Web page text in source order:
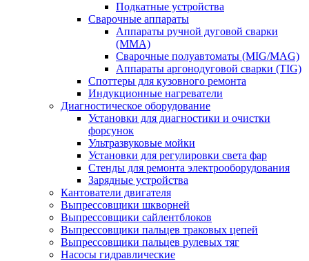
Подкатные устройства
Сварочные аппараты
Аппараты ручной дуговой сварки
(MMA)
Сварочные полуавтоматы (MIG/MAG)
Аппараты аргонодуговой сварки (TIG)
Споттеры для кузовного ремонта
Индукционные нагреватели
Диагностическое оборудование
Установки для диагностики и очистки
форсунок
Ультразвуковые мойки
Установки для регулировки света фар
Стенды для ремонта электрооборудования
Зарядные устройства
Кантователи двигателя
Выпрессовщики шкворней
Выпрессовщики сайлентблоков
Выпрессовщики пальцев траковых цепей
Выпрессовщики пальцев рулевых тяг
Насосы гидравлические